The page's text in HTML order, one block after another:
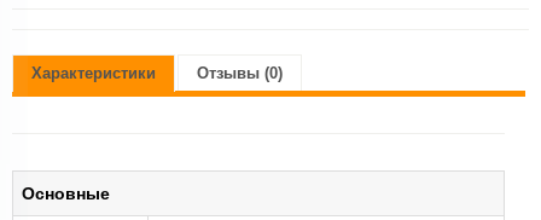
Характеристики Отзывы (0)
Основные